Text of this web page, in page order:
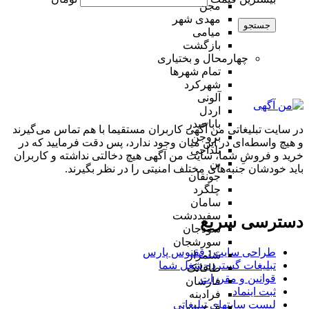
مجن
مهدی شهر
میامی
بازگشت
چهارمحال و بختیاری
تمام شهر‌ها
شهرکرد
آلونی
اردل
باباحیدر
بروجن
بلداجی
بن
جونقان
چلگرد
سامان
سفیددشت
سودجان
سورشجان
شلمزار
طاقانک
فارسان
فرادبنه
جستجو
در سایت تبلیغاتی من آگهی کاربران مستقیما با هم تماس می‌گیرند
و هیچ واسطه‌ای در این میان وجود ندارد، پس دقت فرمایید که در
خرید و فروشِ شما، سایت من آگهی هیچ دخالتی نداشته و کاربران
باید خودشان جنبه‌های مختلف امنیتی را در نظر بگیرند.
دسترسی سریع
طراحی سایت :‌ ققنوس پارس
تبلیغات گسترده شغل شما
قوانین و مقررات
ثبت اینماد
لیست سایتهای تبلیغاتی